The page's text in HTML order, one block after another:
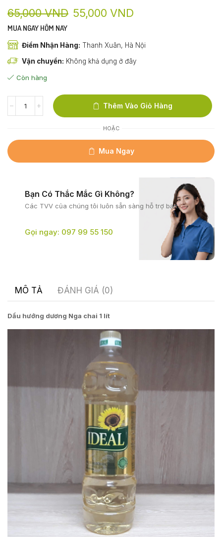
65,000VND 55,000 VND
MUA NGAY HÔM NAY
Điểm Nhận Hàng: Thanh Xuân, Hà Nội
Vận chuyển: Không khả dụng ở đây
Còn hàng
Thêm Vào Giỏ Hàng
HOẶC
Mua Ngay
Bạn Có Thắc Mắc Gì Không?
Các TVV của chúng tôi luôn sẵn sàng hỗ trợ bạn.
Gọi ngay: 097 99 55 150
MÔ TẢ ĐÁNH GIÁ (0)
Dầu hướng dương Nga chai 1 lít